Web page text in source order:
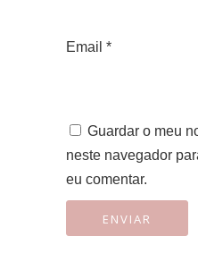
Email *
Guardar o meu
neste navegador
eu comentar.